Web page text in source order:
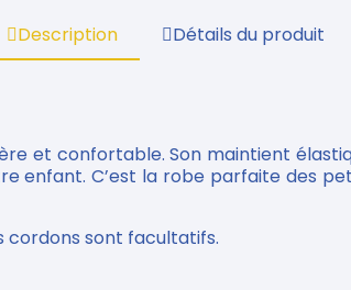
Description Détails du produit
et confortable. Son maintient
enfant. C’est la robe parfaite des
cordons sont facultatifs.